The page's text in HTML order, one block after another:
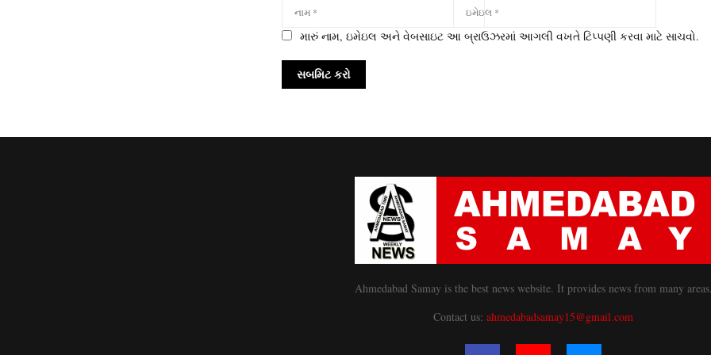
મારું નામ, ઇમેઇલ અને વેબસાઇટ આ બ્રાઉઝરમાં આગલી વખતે ટિપ્પણી કરવા માટે સાચવો.
Ahmedabad Samay is the best news website. It provides news from many
Contact us: ahmedabadsamay15@gmail.com